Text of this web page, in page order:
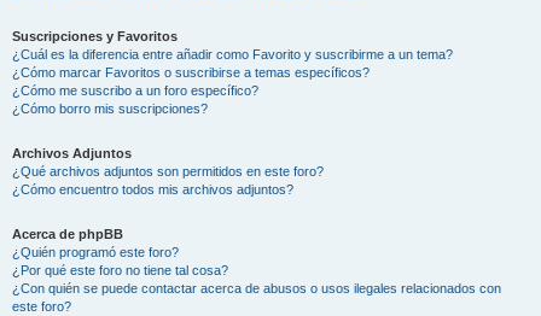
Suscripciones y Favoritos
¿Cuál es la diferencia entre añadir como Favorito y suscribirme a un tema?
¿Cómo marcar Favoritos o suscribirse a temas específicos?
¿Cómo me suscribo a un foro específico?
¿Cómo borro mis suscripciones?
Archivos Adjuntos
¿Qué archivos adjuntos son permitidos en este foro?
¿Cómo encuentro todos mis archivos adjuntos?
Acerca de phpBB
¿Quién programó este foro?
¿Por qué este foro no tiene tal cosa?
¿Con quién se puede contactar acerca de abusos o usos ilegales relacionados con
este foro?